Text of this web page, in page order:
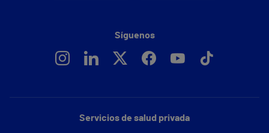
Servicios de salud privada
Síguenos